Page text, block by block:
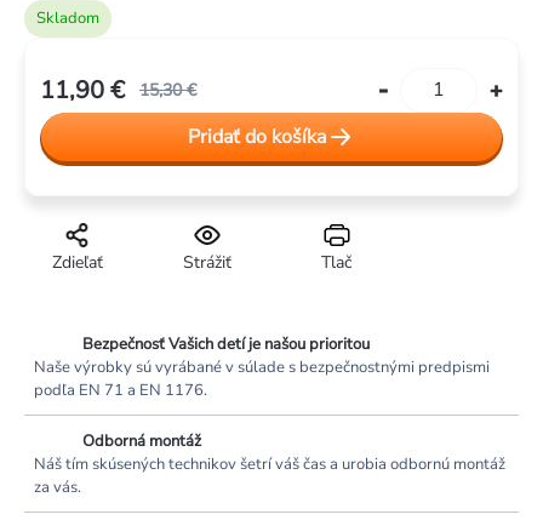
Skladom
Tlač
Strážiť
Zdieľať
15,30 €
11,90 €
Jednotková
cena:
Pridať do košíka
Bezpečnosť Vašich detí je našou prioritou
Naše výrobky sú vyrábané v súlade s bezpečnostnými predpismi
podľa EN 71 a EN 1176.
Odborná montáž
Náš tím skúsených technikov šetrí váš čas a urobia odbornú montáž
za vás.